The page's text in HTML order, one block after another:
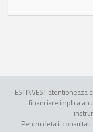
ESTINVEST
financiare implica
Pentru detalii